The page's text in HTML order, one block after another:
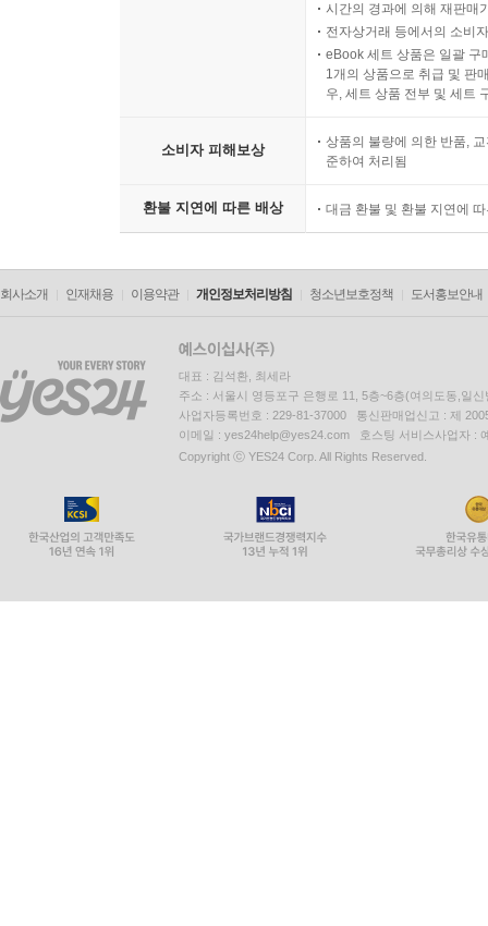
시간의 경과에 의해 재판매
전자상거래 등에서의 소비
eBook 세트 상품은 일괄 구
1개의 상품으로 취급 및 판
우, 세트 상품 전부 및 세트
소비자 피해보상
상품의 불량에 의한 반품,
준하여 처리됨
환불 지연에 따른 배상 대금 환불 및 환불 지연에
회사소개 인재채용 이용약관 개인정보처리방침 청소년보호정책 도서홍보안내
대표 : 김석환, 최세라
주소 : 서울시 영등포구 은행로 11, 5층~6층(여의도동,일신
사업자등록번호 : 229-81-37000 통신판매업신고 : 제
이메일 : yes24help@yes24.com 호스팅 서비스사업자 :
Copyright ⓒ YES24 Corp. All Rights Reserved.